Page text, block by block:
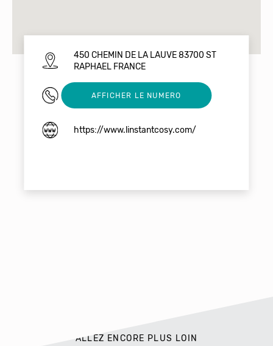
450 CHEMIN DE LA LAUVE 83700 ST
RAPHAEL FRANCE
0787320277
AFFICHER LE NUMERO
https://www.linstantcosy.com/
ALLEZ ENCORE PLUS LOIN